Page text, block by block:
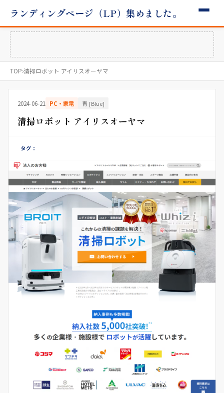
ランディングページ（LP）集めました。
TOP›清掃ロボット アイリスオーヤマ
2024-06-21 PC・家電 青 [Blue]
清掃ロボット アイリスオーヤマ
タグ：